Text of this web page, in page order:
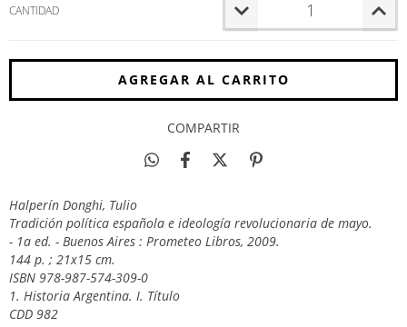
CANTIDAD
COMPARTIR
Halperín Donghi, Tulio
Tradición política española e ideología revolucionaria de mayo.
- 1a ed. - Buenos Aires : Prometeo Libros, 2009.
144 p. ; 21x15 cm.
ISBN 978-987-574-309-0
1. Historia Argentina. I. Título
CDD 982